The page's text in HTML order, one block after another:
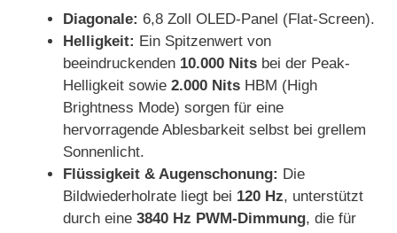
Diagonale: 6,8 Zoll OLED-Panel (Flat-Screen).
Helligkeit: Ein Spitzenwert von
beeindruckenden 10.000 Nits bei der Peak-
Helligkeit sowie 2.000 Nits HBM (High
Brightness Mode) sorgen für eine
hervorragende Ablesbarkeit selbst bei grellem
Sonnenlicht.
Flüssigkeit & Augenschonung: Die
Bildwiederholrate liegt bei 120 Hz, unterstützt
durch eine 3840 Hz PWM-Dimmung, die für